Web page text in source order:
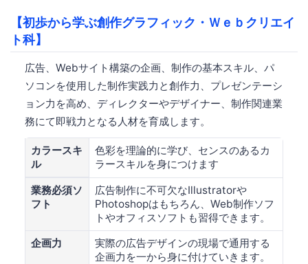
【初歩から学ぶ創作グラフィック・Ｗｅｂクリエイ
ト科】
広告、Webサイト構築の企画、制作の基本スキル、パ
ソコンを使用した制作実践力と創作力、プレゼンテーシ
ョン力を高め、ディレクターやデザイナー、制作関連業
務にて即戦力となる人材を育成します。
カラースキ
ル
色彩を理論的に学び、センスのあるカ
ラースキルを身につけます
業務必須ソ
フト
広告制作に不可欠なIllustratorや
Photoshopはもちろん、Web制作ソフ
トやオフィスソフトも習得できます。
企画力
実際の広告デザインの現場で通用する
企画力を一から身に付けていきます。